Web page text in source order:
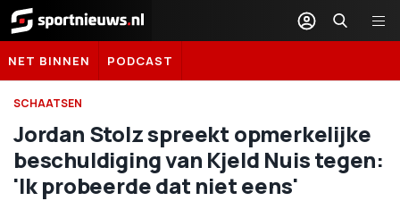
Sportnieuws.nl
NET BINNEN PODCAST
SCHAATSEN
Jordan Stolz spreekt opmerkelijke
beschuldiging van Kjeld Nuis tegen:
'Ik probeerde dat niet eens'